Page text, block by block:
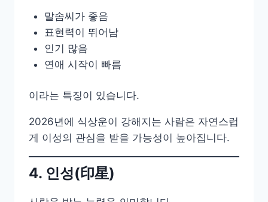
말솜씨가 좋음
표현력이 뛰어남
인기 많음
연애 시작이 빠름
이라는 특징이 있습니다.
2026년에 식상운이 강해지는 사람은 자연스럽
게 이성의 관심을 받을 가능성이 높아집니다.
4. 인성(印星)